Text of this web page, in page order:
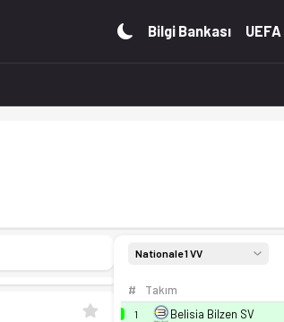
ve canlı skor Ofsayt'ta.
Bilgi Bankası
Nationale 1 VV
# Takım
1 Belisia Bilzen SV